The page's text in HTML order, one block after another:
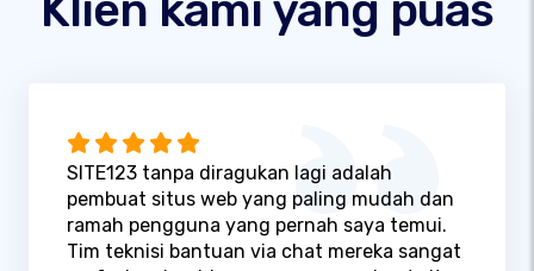
SITE123 tanpa diragukan lagi adalah
pembuat situs web yang paling mudah dan
ramah pengguna yang pernah saya temui.
Tim teknisi bantuan via chat mereka sangat